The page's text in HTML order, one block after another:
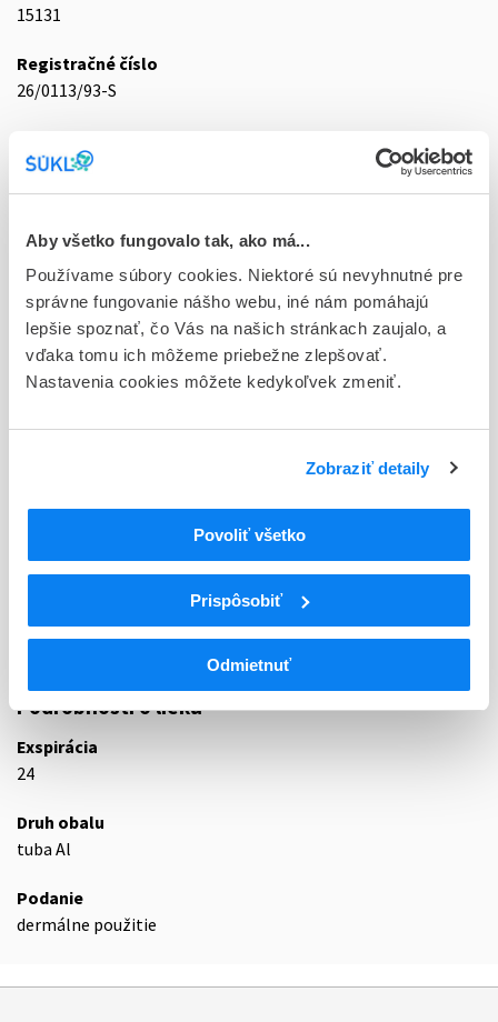
Aby všetko fungovalo tak, ako má...
Používame súbory cookies. Niektoré sú nevyhnutné pre
správne fungovanie nášho webu, iné nám pomáhajú
lepšie spoznať, čo Vás na našich stránkach zaujalo, a
vďaka tomu ich môžeme priebežne zlepšovať.
Nastavenia cookies môžete kedykoľvek zmeniť.
Zobraziť detaily
Povoliť všetko
Prispôsobiť
Odmietnuť
15131
Registračné číslo
26/0113/93-S
crm der 1x50 g (tuba Al)
D - Registrácia bez obmedzenia platnosti
Typ registračnej procedúry
Národná
Držiteľ, krajina
Zentiva, k.s., Česká republika
26 - ANTIMYCOTICA (LOKÁLNE A CELKOVÉ)
ATC
DERMATOLOGIKÁ
D01
ANTIMYKOTIKÁ POUŽÍVANÉ V DERMATOLÓGII
ANTIMYKOTIKÁ NA LOKÁLNE POUŽITIE
D01AE14
Ciklopirox
Podrobnosti o lieku
Exspirácia
24
Druh obalu
tuba Al
Podanie
dermálne použitie